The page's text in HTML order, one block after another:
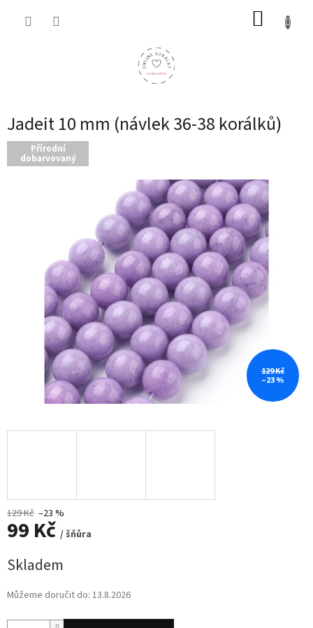
Jadeit 10 mm (návlek 36-38 korálků)
Přírodní
dobarvovaný
129 Kč
–23 %
129 Kč –23 %
99 Kč / šňůra
cena:
Skladem
Můžeme doručit do: 13.8.2026